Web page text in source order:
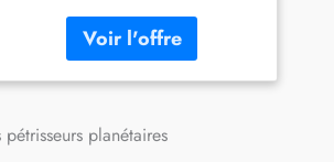
traitement permet de
travailler sans coups, en
augmentant ou en abaissant
évitant ainsi de faire sortir
les ingrédients du bol Bol en
pétrisseurs planétaires